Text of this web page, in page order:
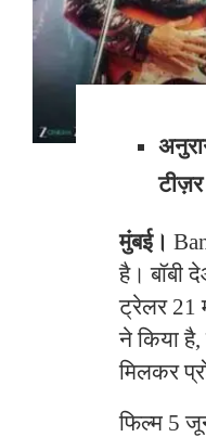
मुंबई।
है। बॉबी
ट्रेलर 21
ने किया
मिलकर
फिल्म 5